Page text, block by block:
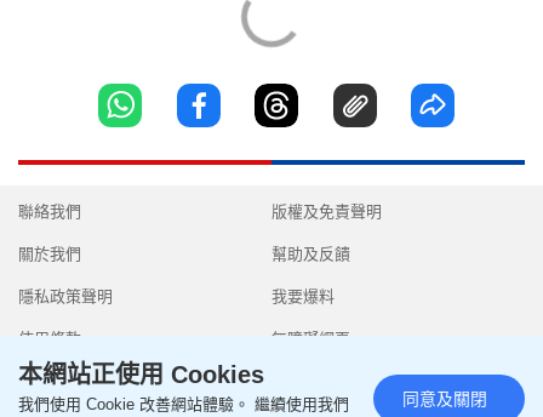
聯絡我們
關於我們
隱私政策聲明
使用條款
版權及免責聲明
幫助及反饋
我要爆料
無障礙網頁
本網站正使用 Cookies
我們使用 Cookie 改善網站體驗。 繼續使用我們 同意及關閉